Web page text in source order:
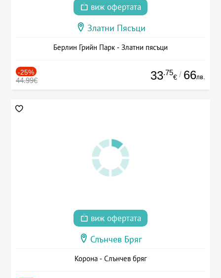
виж офертата
Златни Пясъци
Берлин Грийн Парк - Златни пясъци
-25%
44.99€ 33.75
€ / 66лв.
виж офертата
Слънчев Бряг
Корона - Слънчев бряг